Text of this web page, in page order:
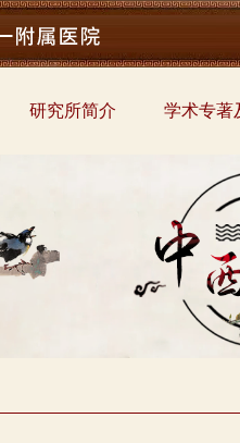
研究所简介 学术专著